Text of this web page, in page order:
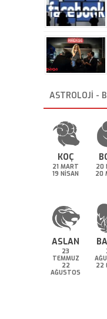
ASTROLOJİ -
KOÇ
21 MART
19 NİSAN
20
20
ASLAN
23
TEMMUZ
22
AĞUSTOS
22